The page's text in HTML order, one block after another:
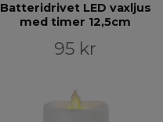
Batteridrivet LED vaxljus
med timer 12,5cm
95 kr